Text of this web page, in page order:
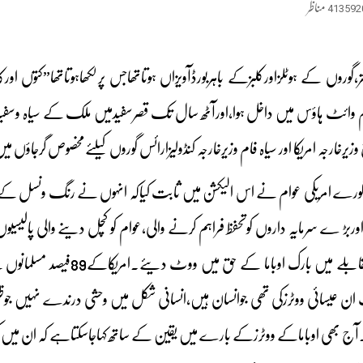
مناظر
کے ہوٹلزاورکلبزکے باہربورڈآویزاں ہوتاتھاجس
وائٹ ہاؤس میں داخل ہوا،اورآٹھ سال تک قصرسفیدمیں ملک کے سیاہ
امریکا اور سیاہ فام وزیرخارجہ کنڈولیزارائس گوروں کیلئےمخصوص
امریکی عوام نے اس الیکشن میں ثابت کیاکہ انہوں نے رنگ ونسل کے
ے سرمایہ داروں کوتحفظ فراہم کرنے والی،عوام کو کچل دینے والی
عیسائی ووٹرزکی تھی جوانسان ہیں،انسانی شکل میں وحشی درندے نہیں
اوباماکے ووٹرزکے بارے میں یقین کے ساتھ کہاجاسکتاہے کہ ان میں